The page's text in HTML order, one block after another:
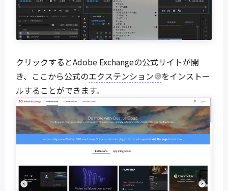
クリックするとAdobe Exchangeの公式サイトが開
き、ここから公式のエクステンション
をインストー
ルすることができます。